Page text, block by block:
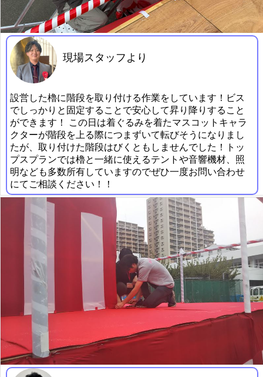
現場スタッフより
設営した櫓に階段を取り付ける作業をしています！ビス
でしっかりと固定することで安心して昇り降りすること
ができます！ この日は着ぐるみを着たマスコットキャラ
クターが階段を上る際につまずいて転びそうになりまし
たが、取り付けた階段はびくともしませんでした！トッ
プスプランでは櫓と一緒に使えるテントや音響機材、照
明なども多数所有していますのでぜひ一度お問い合わせ
にてご相談ください！！